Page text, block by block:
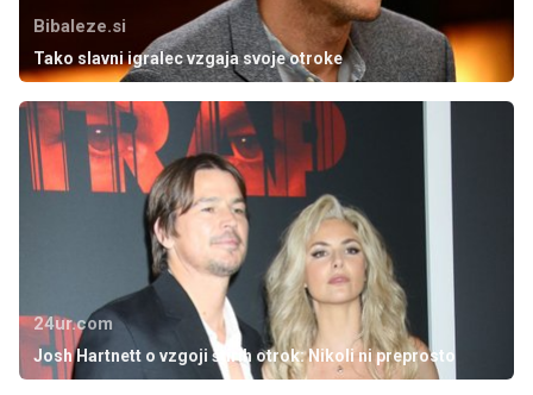
Bibaleze.si
Tako slavni igralec vzgaja svoje otroke
24ur.com
Josh Hartnett o vzgoji štirih otrok: Nikoli ni preprosto